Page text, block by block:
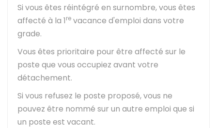
Si vous êtes réintégré en surnombre, vous êtes
affecté à la 1re vacance d'emploi dans votre
grade.
Vous êtes prioritaire pour être affecté sur le
poste que vous occupiez avant votre
détachement.
Si vous refusez le poste proposé, vous ne
pouvez être nommé sur un autre emploi que si
un poste est vacant.